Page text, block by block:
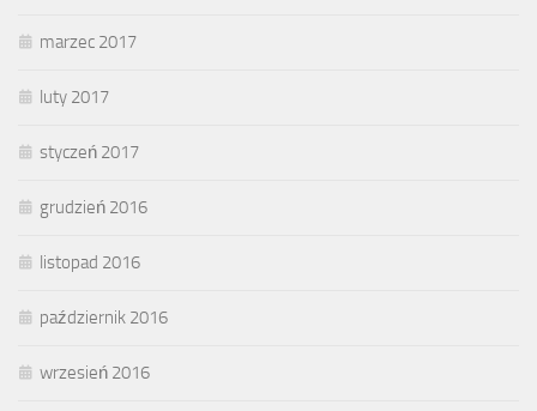
marzec 2017
luty 2017
styczeń 2017
grudzień 2016
listopad 2016
październik 2016
wrzesień 2016